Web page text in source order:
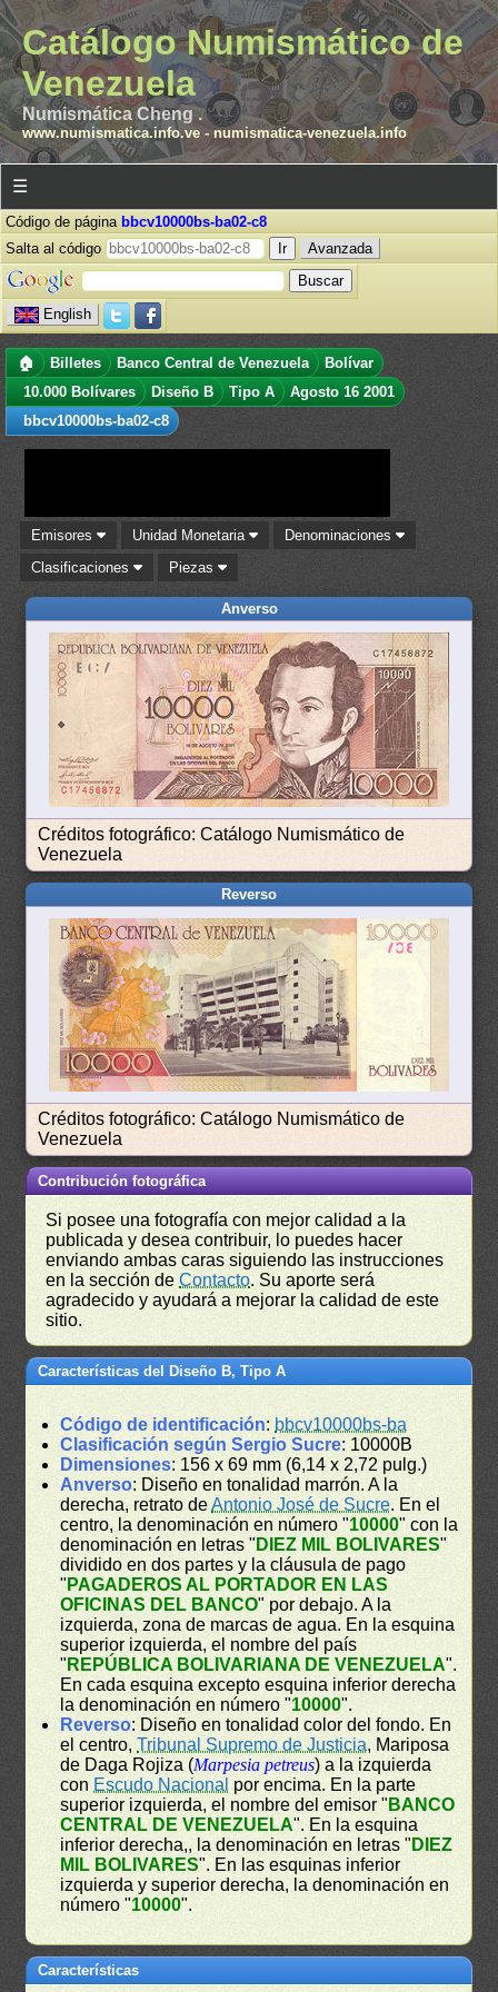
Catálogo Numismático de
Venezuela
Numismática Cheng .
www.numismatica.info.ve- numismatica-venezuela.info
☰
Código de página bbcv10000bs-ba02-c8
Salta al código
Avanzada
English
🏠 Billetes Banco Central de Venezuela
Bolívar
10.000 Bolívares
Diseño B Tipo A
Agosto 16 2001
bbcv10000bs-ba02-c8
Emisores Unidad Monetaria
Denominaciones
Clasificaciones
Piezas
Anverso
Créditos fotográfico: Catálogo Numismático de
Venezuela
Reverso
Créditos fotográfico: Catálogo Numismático de
Venezuela
Contribución fotográfica
Si posee una fotografía con mejor calidad a la
publicada y desea contribuir, lo puedes hacer
enviando ambas caras siguiendo las instrucciones
en la sección deContacto. Su aporte será
agradecido y ayudará a mejorar la calidad de este
sitio.
Características del Diseño B, Tipo A
Código de identificación: bbcv10000bs-ba
Clasificación según Sergio Sucre: 10000B
Dimensiones: 156 x 69 mm (6,14 x 2,72 pulg.)
Anverso: Diseño en tonalidad marrón. A la
derecha, retrato deAntonio José de Sucre. En el
centro, la denominación en número "10000" con la
denominación en letras " DIEZ MIL BOLIVARES"
dividido en dos partes y la cláusula de pago
" PAGADEROS AL PORTADOR EN LAS
OFICINAS DEL BANCO" por debajo. A la
izquierda, zona de marcas de agua. En la esquina
superior izquierda, el nombre del país
" REPÚBLICA BOLIVARIANA DE VENEZUELA".
En cada esquina excepto esquina inferior derecha
la denominación en número "10000".
Reverso: Diseño en tonalidad color del fondo. En
el centro,Tribunal Supremo de Justicia, Mariposa
de Daga Rojiza (Marpesia petreus) a la izquierda
con Escudo Nacional por encima. En la parte
superior izquierda, el nombre del emisor " BANCO
CENTRAL DE VENEZUELA". En la esquina
inferior derecha,, la denominación en letras " DIEZ
MIL BOLIVARES". En las esquinas inferior
izquierda y superior derecha, la denominación en
número "10000".
Características